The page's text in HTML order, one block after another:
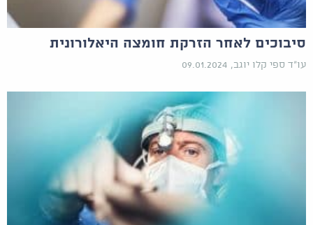
סיבוכים לאחר הזרקת חומצה היאלורונית
עו"ד ספי קלו יוגב, 09.01.2024